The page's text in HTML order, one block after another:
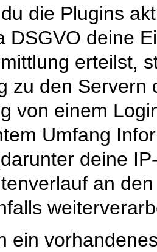
die Plugins
DSGVO deine
erteilst,
zu den Servern
von einem
Umfang
deine
an
ein